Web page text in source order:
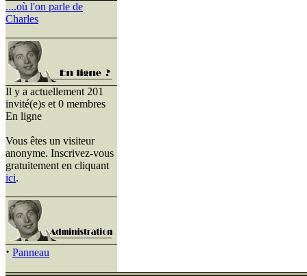
....où l'on parle de
Charles
Il y a actuellement 201
invité(e)s et 0 membres
En ligne
Vous êtes un visiteur
anonyme. Inscrivez-vous
gratuitement en cliquant
ici.
· Panneau